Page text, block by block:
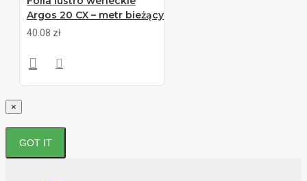
Argos 20 CX – metr bieżący
40.08 zł
×
GOT IT